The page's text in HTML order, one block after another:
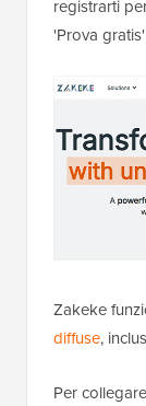
registrarti
'Prova
Zakeke
diffuse,
Per